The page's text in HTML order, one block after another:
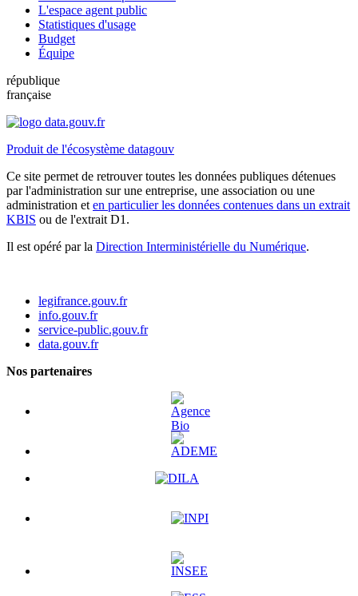
L'espace agent public
Statistiques d'usage
Budget
Équipe
république
française
Produit de l'écosystème datagouv
Ce site permet de retrouver toutes les données publiques détenues
par l'administration sur une entreprise, une association ou une
administration et en particulier les données contenues dans un extrait
KBIS ou de l'extrait D1.
Il est opéré par la Direction Interministérielle du Numérique.
legifrance.gouv.fr
info.gouv.fr
service-public.gouv.fr
data.gouv.fr
Nos partenaires